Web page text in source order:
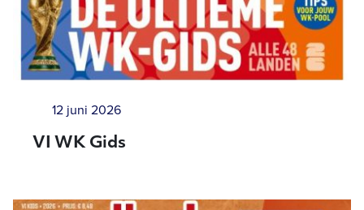
12 juni 2026
VI WK Gids